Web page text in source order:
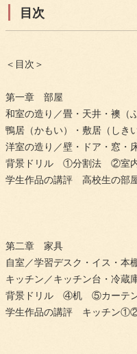
目次
＜目次＞
第一章 部屋
和室の造り／畳・天井・襖（
鴨居（かもい）・敷居（しきい
洋室の造り／壁・ドア・窓・
背景ドリル ①分割法 ②室
学生作品の講評 高校生の
第二章 家具
自室／学習デスク・イス・本
キッチン／キッチン台・冷蔵
背景ドリル ④机 ⑤カーテ
学生作品の講評 キッチン